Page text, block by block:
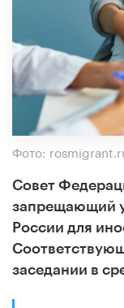
Фото:
Совет
запрещающий
России для
заседании в